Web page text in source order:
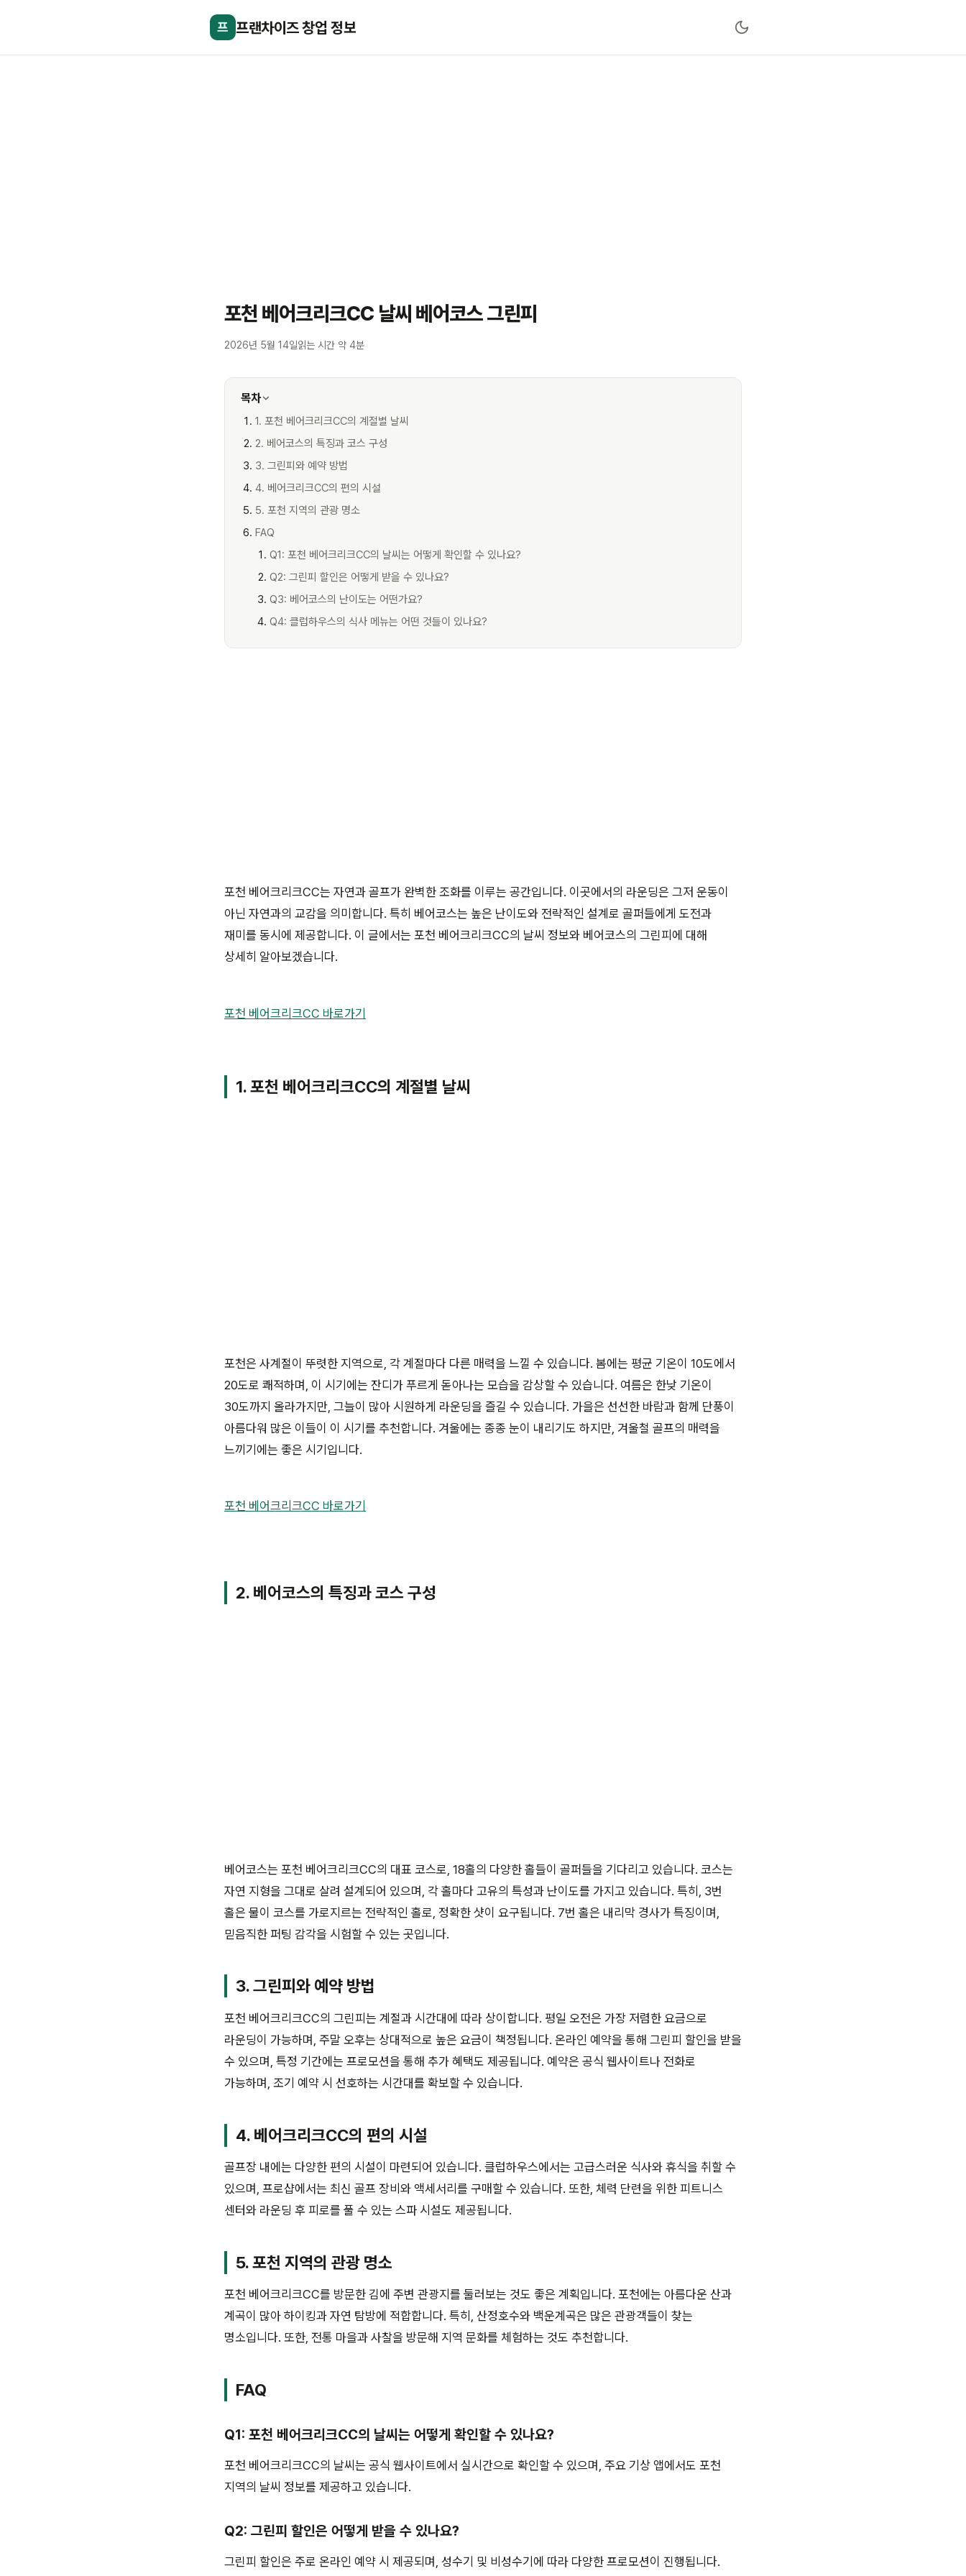
프 프랜차이즈 창업 정보
포천 베어크리크CC 날씨 베어코스 그린피
2026년 5월 14일읽는 시간 약 4분
목차
1. 포천 베어크리크CC의 계절별 날씨
2. 베어코스의 특징과 코스 구성
3. 그린피와 예약 방법
4. 베어크리크CC의 편의 시설
5. 포천 지역의 관광 명소
FAQ
Q1: 포천 베어크리크CC의 날씨는 어떻게 확인할 수 있나요?
Q2: 그린피 할인은 어떻게 받을 수 있나요?
Q3: 베어코스의 난이도는 어떤가요?
Q4: 클럽하우스의 식사 메뉴는 어떤 것들이 있나요?
포천 베어크리크CC는 자연과 골프가 완벽한 조화를 이루는 공간입니다. 이곳에서의 라운딩은 그저 운동이
아닌 자연과의 교감을 의미합니다. 특히 베어코스는 높은 난이도와 전략적인 설계로 골퍼들에게 도전과
재미를 동시에 제공합니다. 이 글에서는 포천 베어크리크CC의 날씨 정보와 베어코스의 그린피에 대해
상세히 알아보겠습니다.
포천 베어크리크CC 바로가기
1. 포천 베어크리크CC의 계절별 날씨
포천은 사계절이 뚜렷한 지역으로, 각 계절마다 다른 매력을 느낄 수 있습니다. 봄에는 평균 기온이 10도에서
20도로 쾌적하며, 이 시기에는 잔디가 푸르게 돋아나는 모습을 감상할 수 있습니다. 여름은 한낮 기온이
30도까지 올라가지만, 그늘이 많아 시원하게 라운딩을 즐길 수 있습니다. 가을은 선선한 바람과 함께 단풍이
아름다워 많은 이들이 이 시기를 추천합니다. 겨울에는 종종 눈이 내리기도 하지만, 겨울철 골프의 매력을
느끼기에는 좋은 시기입니다.
포천 베어크리크CC 바로가기
2. 베어코스의 특징과 코스 구성
베어코스는 포천 베어크리크CC의 대표 코스로, 18홀의 다양한 홀들이 골퍼들을 기다리고 있습니다. 코스는
자연 지형을 그대로 살려 설계되어 있으며, 각 홀마다 고유의 특성과 난이도를 가지고 있습니다. 특히, 3번
홀은 물이 코스를 가로지르는 전략적인 홀로, 정확한 샷이 요구됩니다. 7번 홀은 내리막 경사가 특징이며,
믿음직한 퍼팅 감각을 시험할 수 있는 곳입니다.
3. 그린피와 예약 방법
포천 베어크리크CC의 그린피는 계절과 시간대에 따라 상이합니다. 평일 오전은 가장 저렴한 요금으로
라운딩이 가능하며, 주말 오후는 상대적으로 높은 요금이 책정됩니다. 온라인 예약을 통해 그린피 할인을 받을
수 있으며, 특정 기간에는 프로모션을 통해 추가 혜택도 제공됩니다. 예약은 공식 웹사이트나 전화로
가능하며, 조기 예약 시 선호하는 시간대를 확보할 수 있습니다.
4. 베어크리크CC의 편의 시설
골프장 내에는 다양한 편의 시설이 마련되어 있습니다. 클럽하우스에서는 고급스러운 식사와 휴식을 취할 수
있으며, 프로샵에서는 최신 골프 장비와 액세서리를 구매할 수 있습니다. 또한, 체력 단련을 위한 피트니스
센터와 라운딩 후 피로를 풀 수 있는 스파 시설도 제공됩니다.
5. 포천 지역의 관광 명소
포천 베어크리크CC를 방문한 김에 주변 관광지를 둘러보는 것도 좋은 계획입니다. 포천에는 아름다운 산과
계곡이 많아 하이킹과 자연 탐방에 적합합니다. 특히, 산정호수와 백운계곡은 많은 관광객들이 찾는
명소입니다. 또한, 전통 마을과 사찰을 방문해 지역 문화를 체험하는 것도 추천합니다.
FAQ
Q1: 포천 베어크리크CC의 날씨는 어떻게 확인할 수 있나요?
포천 베어크리크CC의 날씨는 공식 웹사이트에서 실시간으로 확인할 수 있으며, 주요 기상 앱에서도 포천
지역의 날씨 정보를 제공하고 있습니다.
Q2: 그린피 할인은 어떻게 받을 수 있나요?
그린피 할인은 주로 온라인 예약 시 제공되며, 성수기 및 비성수기에 따라 다양한 프로모션이 진행됩니다.